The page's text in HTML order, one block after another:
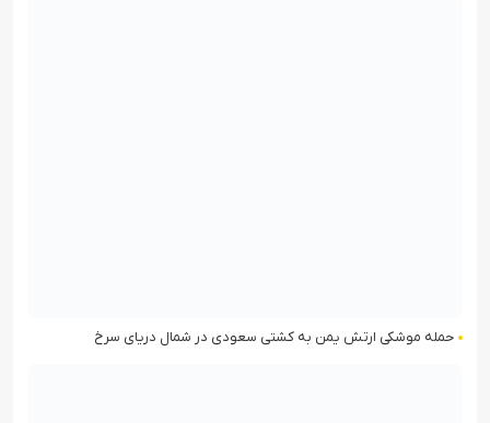
حمله موشکی ارتش یمن به کشتی سعودی در شمال دریای سرخ